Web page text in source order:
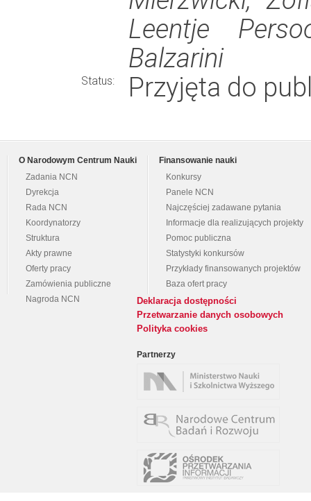
Leentje
Balzarini
Status: Przyjęta do
O Narodowym Centrum Nauki
Zadania NCN
Dyrekcja
Rada NCN
Koordynatorzy
Struktura
Akty prawne
Oferty pracy
Zamówienia publiczne
Nagroda NCN
Finansowanie nauki
Konkursy
Panele NCN
Najczęściej zadawane pytania
Informacje dla realizujących projekty
Pomoc publiczna
Statystyki konkursów
Przykłady finansowanych projektów
Baza ofert pracy
Deklaracja dostępności
Przetwarzanie danych osobowych
Polityka cookies
Partnerzy